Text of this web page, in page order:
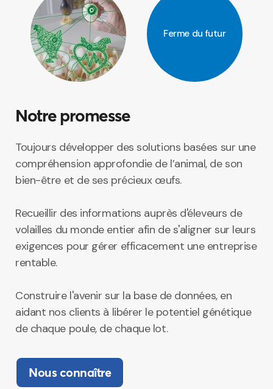
Ferme du futur
Notre promesse
Toujours développer des solutions basées sur une
compréhension approfondie de l’animal, de son
bien-être et de ses précieux œufs.
Recueillir des informations auprès d'éleveurs de
volailles du monde entier afin de s'aligner sur leurs
exigences pour gérer efficacement une entreprise
rentable.
Construire l'avenir sur la base de données, en
aidant nos clients à libérer le potentiel génétique
de chaque poule, de chaque lot.
Nous connaître